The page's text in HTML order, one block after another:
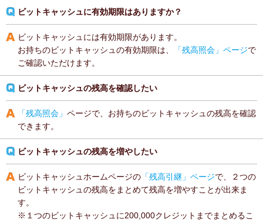
ビットキャッシュに有効期限はありますか？
ビットキャッシュには有効期限があります。
お持ちのビットキャッシュの有効期限は、
「残高照会」ページで
ご確認いただけます。
ビットキャッシュの残高を確認したい
「残高照会」 ページで、お持ちのビットキャッシュの残高を確認
できます。
ビットキャッシュの残高を増やしたい
ビットキャッシュホームページの 「残高引継」ページで、２つの
ビットキャッシュの残高をまとめて残高を増やすことが出来ま
す。
※１つのビットキャッシュに200,000クレジットまでまとめるこ